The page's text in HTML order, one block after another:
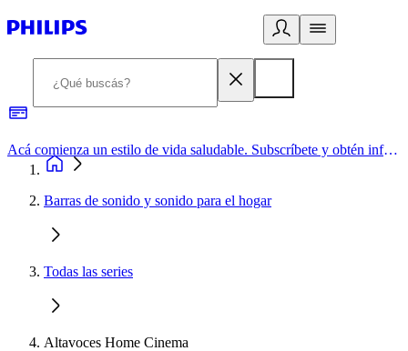
Acá comienza un estilo de vida saludable. Subscríbete y obtén información de primera mano
Barras de sonido y sonido para el hogar
Todas las series
Altavoces Home Cinema